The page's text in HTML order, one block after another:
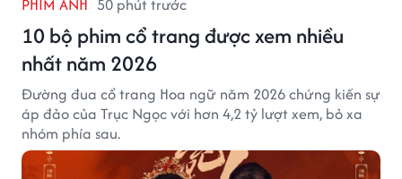
10 bộ phim cổ trang được xem nhiều
nhất năm 2026
Đường đua cổ trang Hoa ngữ năm 2026 chứng kiến sự
áp đảo của Trục Ngọc với hơn 4,2 tỷ lượt xem, bỏ xa
nhóm phía sau.